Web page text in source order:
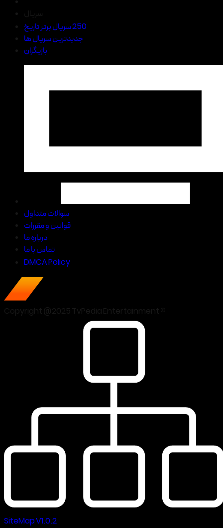
250 سریال برتر تاریخ
جدیدترین سریال ها
بازیگران
سوالات متداول
قوانین و مقررات
درباره ما
تماس با ما
DMCA Policy
SiteMap V1.0.2